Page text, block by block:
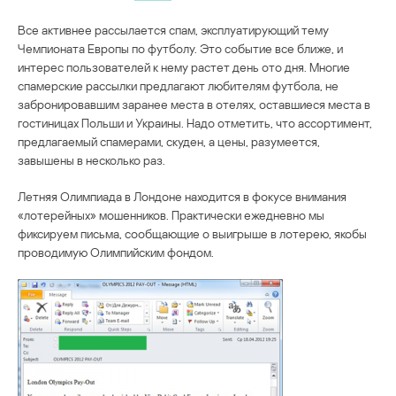
Все активнее рассылается спам, эксплуатирующий тему
Чемпионата Европы по футболу. Это событие все ближе, и
интерес пользователей к нему растет день ото дня. Многие
спамерские рассылки предлагают любителям футбола, не
забронировавшим заранее места в отелях, оставшиеся места в
гостиницах Польши и Украины. Надо отметить, что ассортимент,
предлагаемый спамерами, скуден, а цены, разумеется,
завышены в несколько раз.
Летняя Олимпиада в Лондоне находится в фокусе внимания
«лотерейных» мошенников. Практически ежедневно мы
фиксируем письма, сообщающие о выигрыше в лотерею, якобы
проводимую Олимпийским фондом.